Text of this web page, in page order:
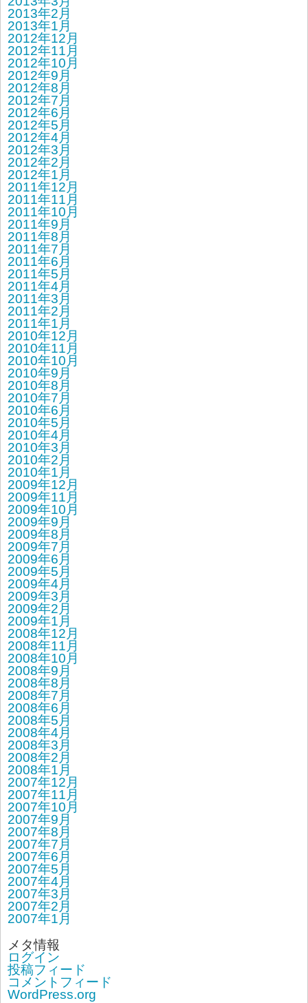
2013年2月
2013年1月
2012年12月
2012年11月
2012年10月
2012年9月
2012年8月
2012年7月
2012年6月
2012年5月
2012年4月
2012年3月
2012年2月
2012年1月
2011年12月
2011年11月
2011年10月
2011年9月
2011年8月
2011年7月
2011年6月
2011年5月
2011年4月
2011年3月
2011年2月
2011年1月
2010年12月
2010年11月
2010年10月
2010年9月
2010年8月
2010年7月
2010年6月
2010年5月
2010年4月
2010年3月
2010年2月
2010年1月
2009年12月
2009年11月
2009年10月
2009年9月
2009年8月
2009年7月
2009年6月
2009年5月
2009年4月
2009年3月
2009年2月
2009年1月
2008年12月
2008年11月
2008年10月
2008年9月
2008年8月
2008年7月
2008年6月
2008年5月
2008年4月
2008年3月
2008年2月
2008年1月
2007年12月
2007年11月
2007年10月
2007年9月
2007年8月
2007年7月
2007年6月
2007年5月
2007年4月
2007年3月
2007年2月
2007年1月
メタ情報
ログイン
投稿フィード
コメントフィード
WordPress.org